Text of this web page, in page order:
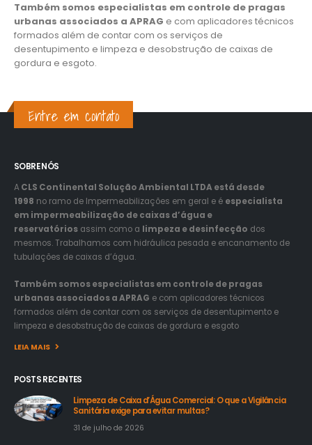
Também somos especialistas em controle de pragas
urbanas associados a APRAG e com aplicadores técnicos
formados além de contar com os serviços de
desentupimento e limpeza e desobstrução de caixas de
gordura e esgoto.
Entre em contato
SOBRE NÓS
ACLS Continental Solução Ambiental LTDA está desde
1998 no ramo de Impermeabilizações em geral e é especialista
em impermeabilização de caixas d’água e
reservatórios assim como a limpeza e desinfecção dos
mesmos. Trabalhamos com hidráulica pesada e encanamento de
tubulações de caixas d’água.
Também somos especialistas em controle de pragas
urbanas associados a APRAG e com aplicadores técnicos
formados além de contar com os serviços de desentupimento e
limpeza e desobstrução de caixas de gordura e esgoto
LEIA MAIS
POSTS RECENTES
Limpeza de Caixa d’Água Comercial: O que a Vigilância
Sanitária exige para evitar multas?
31 de julho de 2026